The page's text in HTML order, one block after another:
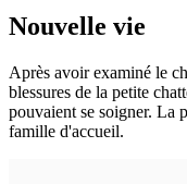
Nouvelle vie
Après avoir examiné le
blessures de la petite
pouvaient se soigner. La
famille d'accueil.